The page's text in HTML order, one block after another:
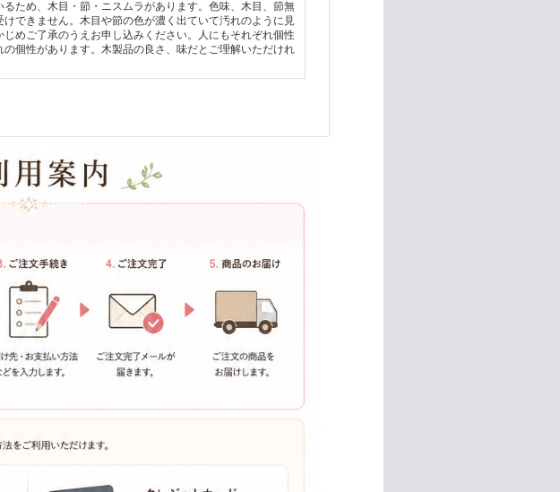
ため、木目・節・ニスムラがあります。色味、木目、節無
けできません。木目や節の色が濃く出ていて汚れのように見
じめご了承のうえお申し込みください。人にもそれぞれ個性
個性があります。木製品の良さ、味だとご理解いただけれ